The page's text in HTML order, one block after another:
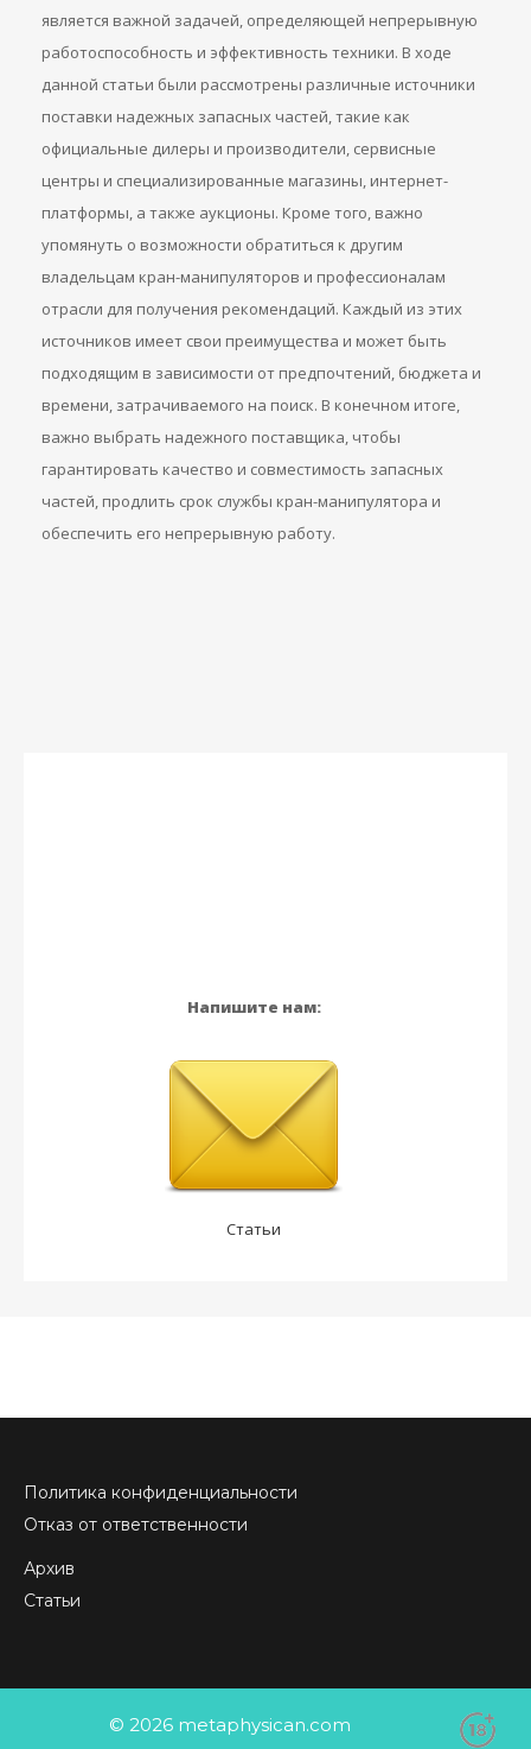
является важной задачей, определяющей непрерывную
работоспособность и эффективность техники. В ходе
данной статьи были рассмотрены различные источники
поставки надежных запасных частей, такие как
официальные дилеры и производители, сервисные
центры и специализированные магазины, интернет-
платформы, а также аукционы. Кроме того, важно
упомянуть о возможности обратиться к другим
владельцам кран-манипуляторов и профессионалам
отрасли для получения рекомендаций. Каждый из этих
источников имеет свои преимущества и может быть
подходящим в зависимости от предпочтений, бюджета и
времени, затрачиваемого на поиск. В конечном итоге,
важно выбрать надежного поставщика, чтобы
гарантировать качество и совместимость запасных
частей, продлить срок службы кран-манипулятора и
обеспечить его непрерывную работу.
Напишите нам:
Статьи
Политика конфиденциальности
Отказ от ответственности
Архив
Статьи
© 2026 metaphysican.com